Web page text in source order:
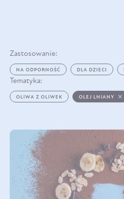
Zastosowanie:
NA ODPORNOŚĆ DLA DZIECI
Tematyka:
OLIWA Z OLIWEK OLEJ LNIANY